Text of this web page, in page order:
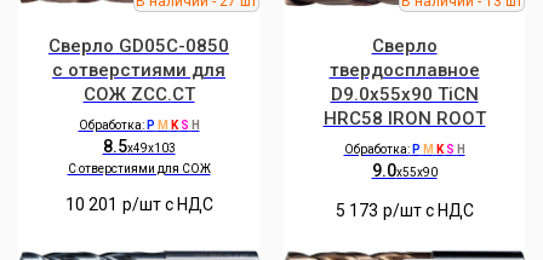
Сверло GD05C-0850
с отверстиями для
СОЖ ZCC.CT
Обработка: P M K S H
8.5x49x103
C отверстиями для СОЖ
10 201 р/шт c НДС
Сверло
твердосплавное
D9.0x55x90 TiCN
HRC58 IRON ROOT
Обработка: P M K S H
9.0x55x90
5 173 р/шт c НДС